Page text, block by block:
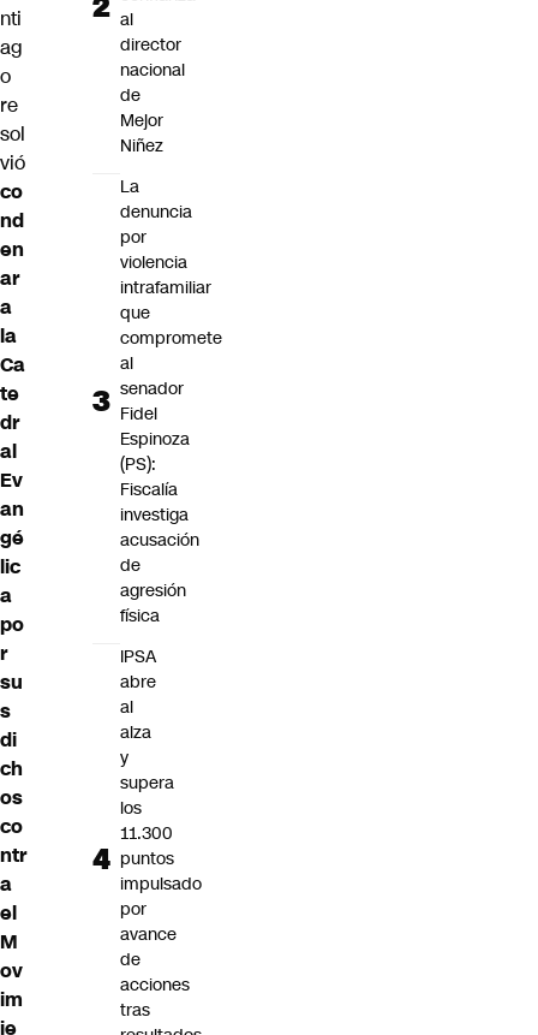
nti
ag
o
re
sol
vió
co
nd
en
ar
a
la
Ca
te
dr
al
Ev
an
gé
lic
a
po
r
su
s
di
ch
os
co
ntr
a
el
M
ov
im
ie
al
director
nacional
de
Mejor
Niñez
La
denuncia
por
violencia
intrafamiliar
que
compromete
al
senador
Fidel
Espinoza
(PS):
Fiscalía
investiga
acusación
de
agresión
física
IPSA
abre
al
alza
y
supera
los
11.300
puntos
impulsado
por
avance
de
acciones
tras